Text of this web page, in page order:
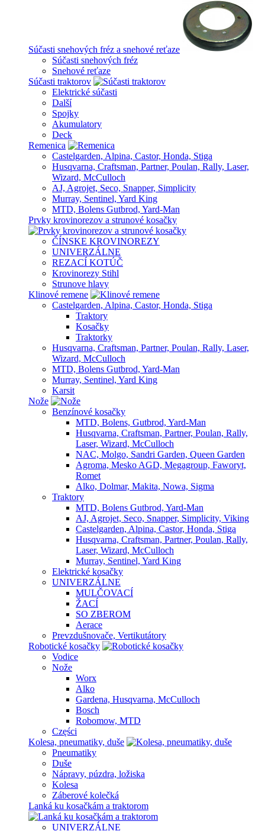
Súčasti snehových fréz a snehové reťaze
Súčasti snehových fréz
Snehové reťaze
Súčasti traktorov
Elektrické súčasti
Další
Spojky
Akumulatory
Deck
Remenica
Castelgarden, Alpina, Castor, Honda, Stiga
Husqvarna, Craftsman, Partner, Poulan, Rally, Laser,
Wizard, McCulloch
AJ, Agrojet, Seco, Snapper, Simplicity
Murray, Sentinel, Yard King
MTD, Bolens Gutbrod, Yard-Man
Prvky krovinorezov a strunové kosačky
ČÍNSKE KROVINOREZY
UNIVERZÁLNE
REZACÍ KOTÚČ
Krovinorezy Stihl
Strunove hlavy
Klinové remene
Castelgarden, Alpina, Castor, Honda, Stiga
Traktory
Kosačky
Traktorky
Husqvarna, Craftsman, Partner, Poulan, Rally, Laser,
Wizard, McCulloch
MTD, Bolens Gutbrod, Yard-Man
Murray, Sentinel, Yard King
Karsit
Nože
Benzínové kosačky
MTD, Bolens, Gutbrod, Yard-Man
Husqvarna, Craftsman, Partner, Poulan, Rally,
Laser, Wizard, McCulloch
NAC, Molgo, Sandri Garden, Queen Garden
Agroma, Mesko AGD, Megagroup, Faworyt,
Romet
Alko, Dolmar, Makita, Nowa, Sigma
Traktory
MTD, Bolens Gutbrod, Yard-Man
AJ, Agrojet, Seco, Snapper, Simplicity, Viking
Castelgarden, Alpina, Castor, Honda, Stiga
Husqvarna, Craftsman, Partner, Poulan, Rally,
Laser, Wizard, McCulloch
Murray, Sentinel, Yard King
Elektrické kosačky
UNIVERZÁLNE
MULČOVACÍ
ŽACÍ
SO ZBEROM
Aerace
Prevzdušnovače, Vertikutátory
Robotické kosačky
Vodice
Nože
Worx
Alko
Gardena, Husqvarna, McCulloch
Bosch
Robomow, MTD
Części
Kolesa, pneumatiky, duše
Pneumatiky
Duše
Nápravy, púzdra, ložiska
Kolesa
Záberové kolečká
Lanká ku kosačkám a traktorom
UNIVERZÁLNE